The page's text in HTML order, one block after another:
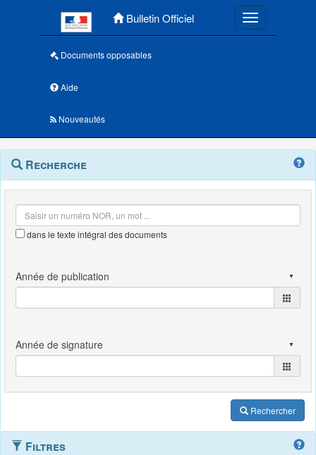
Bulletin Officiel Toggle
Documents opposables
Aide
Nouveautés
Navigation
outils
Menu
contextuel
Recherche
dans le texte intégral des documents
Rechercher
Filtres